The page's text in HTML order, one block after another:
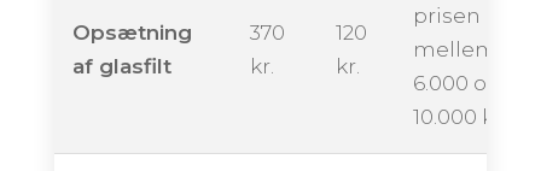
Opsætning
af glasfilt
370
kr.
120
kr.
prisen ende
mellem ca.
6.000 og
10.000